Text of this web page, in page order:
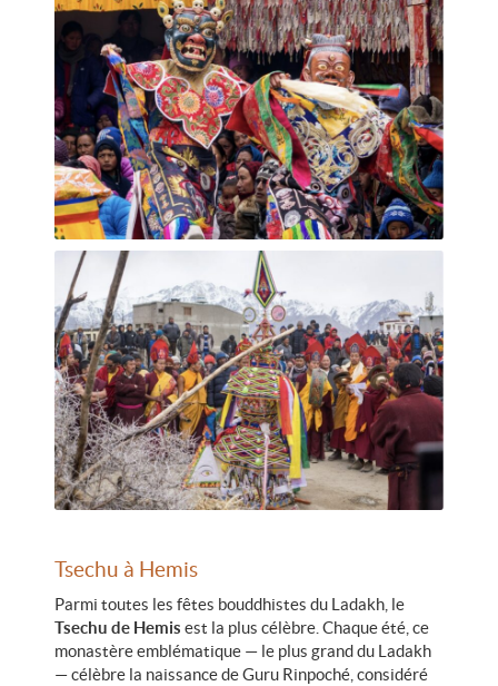
Tsechu à Hemis
Parmi toutes les fêtes bouddhistes du Ladakh, le
Tsechu de Hemis est la plus célèbre. Chaque été, ce
monastère emblématique — le plus grand du Ladakh
— célèbre la naissance de Guru Rinpoché, considéré